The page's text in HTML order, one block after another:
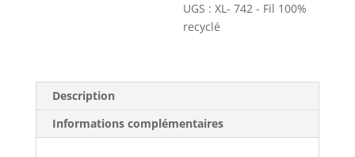
UGS :XL- 742 - Fil 100%
recyclé
Description
Informations complémentaires